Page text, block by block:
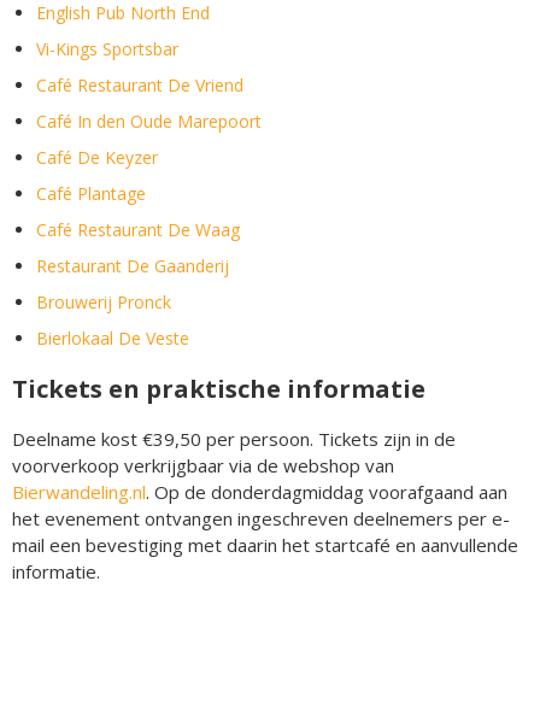
English Pub North End
Vi-Kings Sportsbar
Café Restaurant De Vriend
Café In den Oude Marepoort
Café De Keyzer
Café Plantage
Café Restaurant De Waag
Restaurant De Gaanderij
Brouwerij Pronck
Bierlokaal De Veste
Tickets en praktische informatie
Deelname kost €39,50 per persoon. Tickets zijn in de
voorverkoop verkrijgbaar via de webshop van
Bierwandeling.nl. Op de donderdagmiddag voorafgaand aan
het evenement ontvangen ingeschreven deelnemers per e-
mail een bevestiging met daarin het startcafé en aanvullende
informatie.